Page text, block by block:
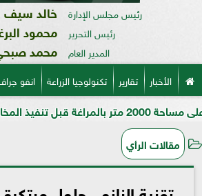
رئيس مجلس الإدارة خالد سيف
رئيس التحرير محمود
المدير العام محمد
الأخبار تقارير تكنولوجيا الزراعة انفو
مقالات الرأي